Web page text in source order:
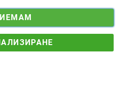
запазени. | Обменен курс:
i
n
s
y
o
u